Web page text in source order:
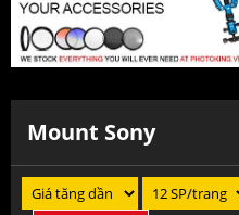
Mount Sony